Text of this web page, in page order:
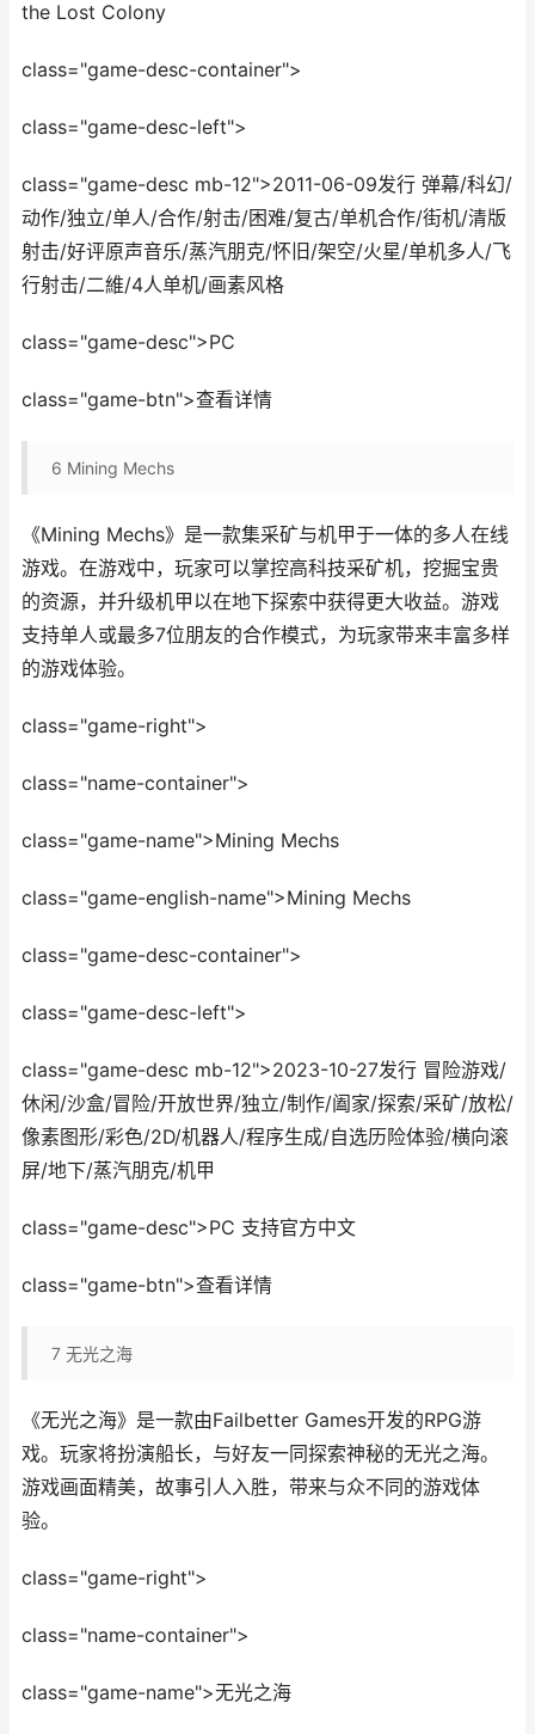
the Lost Colony
class="game-desc-container">
class="game-desc-left">
class="game-desc mb-12">2011-06-09发行 弹幕/科幻/
动作/独立/单人/合作/射击/困难/复古/单机合作/街机/清版
射击/好评原声音乐/蒸汽朋克/怀旧/架空/火星/单机多人/飞
行射击/二維/4人单机/画素风格
class="game-desc">PC
class="game-btn">查看详情
6 Mining Mechs
《Mining Mechs》是一款集采矿与机甲于一体的多人在线
游戏。在游戏中，玩家可以掌控高科技采矿机，挖掘宝贵
的资源，并升级机甲以在地下探索中获得更大收益。游戏
支持单人或最多7位朋友的合作模式，为玩家带来丰富多样
的游戏体验。
class="game-right">
class="name-container">
class="game-name">Mining Mechs
class="game-english-name">Mining Mechs
class="game-desc-container">
class="game-desc-left">
class="game-desc mb-12">2023-10-27发行 冒险游戏/
休闲/沙盒/冒险/开放世界/独立/制作/阖家/探索/采矿/放松/
像素图形/彩色/2D/机器人/程序生成/自选历险体验/横向滚
屏/地下/蒸汽朋克/机甲
class="game-desc">PC 支持官方中文
class="game-btn">查看详情
7 无光之海
《无光之海》是一款由Failbetter Games开发的RPG游
戏。玩家将扮演船长，与好友一同探索神秘的无光之海。
游戏画面精美，故事引人入胜，带来与众不同的游戏体
验。
class="game-right">
class="name-container">
class="game-name">无光之海